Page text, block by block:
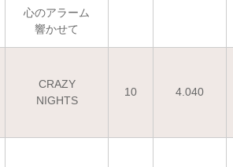
心のアラーム
響かせて
CRAZY
NIGHTS
10 4.040